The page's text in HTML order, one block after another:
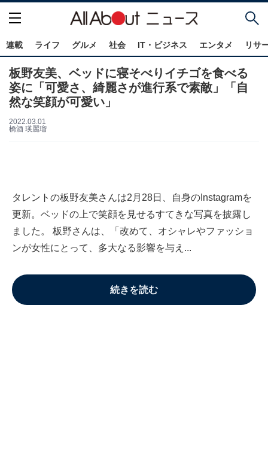
連載 ライフ グルメ 社会 IT・ビジネス エンタメ リサ
板野友美、ベッドに寝そべりイチゴを食べる
姿に「可愛さ、綺麗さが進行系で素敵」「自
然な笑顔が可愛い」
2022.03.01
橋酒 瑛麗瑠
タレントの板野友美さんは2月28日、自身のInstagramを
更新。ベッドの上で笑顔を見せるすてきな写真を披露し
ました。 板野さんは、「改めて、オシャレやファッショ
ンが女性にとって、多大なる影響を与え...
続きを読む